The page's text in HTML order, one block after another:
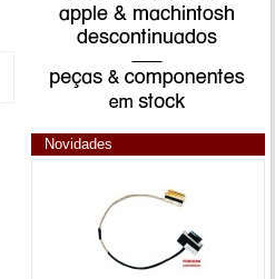
Novidades